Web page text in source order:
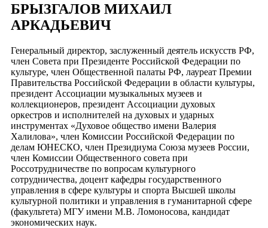
БРЫЗГАЛОВ МИХАИЛ
АРКАДЬЕВИЧ
Генеральный директор, заслуженный деятель искусств РФ,
член Совета при Президенте Российской Федерации по
культуре, член Общественной палаты РФ, лауреат Премии
Правительства Российской Федерации в области культуры,
президент Ассоциации музыкальных музеев и
коллекционеров, президент Ассоциации духовых
оркестров и исполнителей на духовых и ударных
инструментах «Духовое общество имени Валерия
Халилова», член Комиссии Российской Федерации по
делам ЮНЕСКО, член Президиума Союза музеев России,
член Комиссии Общественного совета при
Россотрудничестве по вопросам культурного
сотрудничества, доцент кафедры государственного
управления в сфере культуры и спорта Высшей школы
культурной политики и управления в гуманитарной сфере
(факультета) МГУ имени М.В. Ломоносова, кандидат
экономических наук.